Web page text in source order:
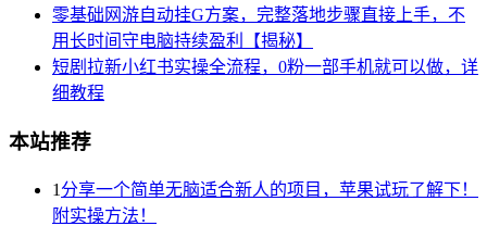
零基础网游自动挂G方案，完整落地步骤直接上手，不
用长时间守电脑持续盈利【揭秘】
短剧拉新小红书实操全流程，0粉一部手机就可以做，详
细教程
本站推荐
1 分享一个简单无脑适合新人的项目，苹果试玩了解下！
附实操方法！